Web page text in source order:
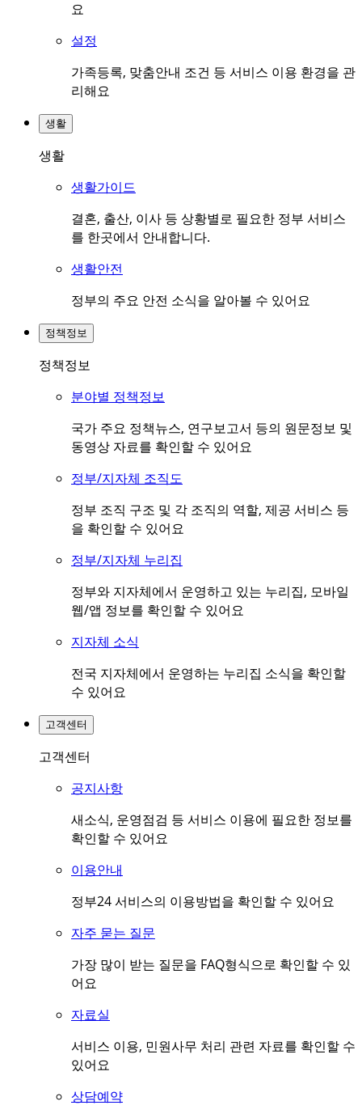
요
설정
가족등록, 맞춤안내 조건 등 서비스 이용 환경을 관
리해요
생활
생활
생활가이드
결혼, 출산, 이사 등 상황별로 필요한 정부 서비스
를 한곳에서 안내합니다.
생활안전
정부의 주요 안전 소식을 알아볼 수 있어요
정책정보
정책정보
분야별 정책정보
국가 주요 정책뉴스, 연구보고서 등의 원문정보 및
동영상 자료를 확인할 수 있어요
정부/지자체 조직도
정부 조직 구조 및 각 조직의 역할, 제공 서비스 등
을 확인할 수 있어요
정부/지자체 누리집
정부와 지자체에서 운영하고 있는 누리집, 모바일
웹/앱 정보를 확인할 수 있어요
지자체 소식
전국 지자체에서 운영하는 누리집 소식을 확인할
수 있어요
고객센터
고객센터
공지사항
새소식, 운영점검 등 서비스 이용에 필요한 정보를
확인할 수 있어요
이용안내
정부24 서비스의 이용방법을 확인할 수 있어요
자주 묻는 질문
가장 많이 받는 질문을 FAQ형식으로 확인할 수 있
어요
자료실
서비스 이용, 민원사무 처리 관련 자료를 확인할 수
있어요
상담예약